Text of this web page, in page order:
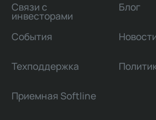
Связи с
инвесторами
Блог
События
Техподдержка
Приемная Softline